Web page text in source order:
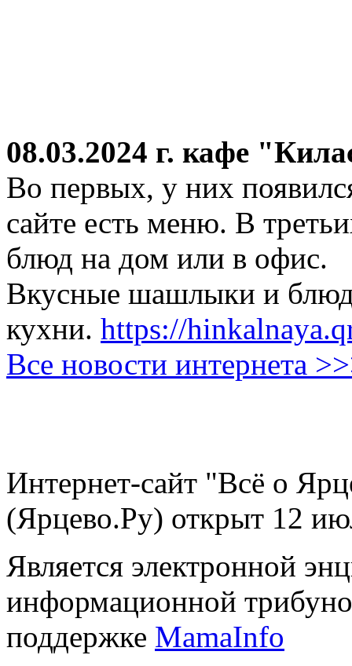
08.03.2024 г. кафе
Во первых, у них
сайте есть меню. В
блюд на дом или в офис.
Вкусные шашлыки и
кухни. https://
Все новости интернета
Интернет-сайт "Всё о
(Ярцево.Ру) открыт 12
Является электронной
информационной
поддержке MamaInfo